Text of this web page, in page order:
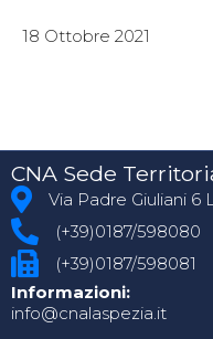
18 Ottobre 2021
CNA Sede
Via Padre Giuliani 6
(+39)0187/598080
(+39)0187/598081
Informazioni:
info@cnalaspezia.it